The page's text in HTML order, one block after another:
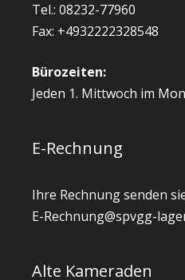
Tel.: 08232-77960
Fax: +4932222328548
Bürozeiten:
Jeden 1. Mittwoch im
E-Rechnung
Ihre Rechnung senden
E-Rechnung@spvgg-
Alte Kameraden